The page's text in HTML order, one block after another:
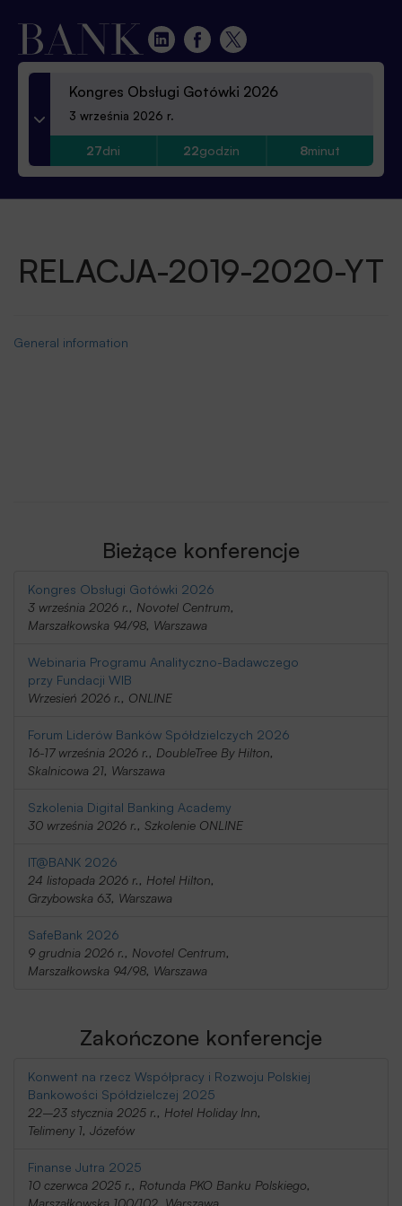
Kongres Obsługi Gotówki 2026
3 września 2026 r.
27dni 22godzin 8minut
RELACJA-2019-2020-YT
General information
Bieżące konferencje
Kongres Obsługi Gotówki 2026
3 września 2026 r., Novotel Centrum,
Marszałkowska 94/98, Warszawa
Webinaria Programu Analityczno-Badawczego
przy Fundacji WIB
Wrzesień 2026 r., ONLINE
Forum Liderów Banków Spółdzielczych 2026
16-17 września 2026 r., DoubleTree By Hilton,
Skalnicowa 21, Warszawa
Szkolenia Digital Banking Academy
30 września 2026 r., Szkolenie ONLINE
IT@BANK 2026
24 listopada 2026 r., Hotel Hilton,
Grzybowska 63, Warszawa
SafeBank 2026
9 grudnia 2026 r., Novotel Centrum,
Marszałkowska 94/98, Warszawa
Zakończone konferencje
Konwent na rzecz Współpracy i Rozwoju Polskiej
Bankowości Spółdzielczej 2025
22–23 stycznia 2025 r., Hotel Holiday Inn,
Telimeny 1, Józefów
Finanse Jutra 2025
10 czerwca 2025 r., Rotunda PKO Banku Polskiego,
Marszałkowska 100/102, Warszawa